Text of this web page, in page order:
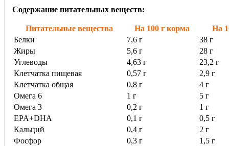
Содержание питательных веществ:
Питательные вещества На 100 г корма
На
Белки
7,6 г
38 г
Жиры
5,6 г
28 г
Углеводы
4,63 г
23,2 г
Клетчатка пищевая
0,57 г
2,9 г
Клетчатка общая
0,8 г
4 г
Омега 6
1 г
5 г
Омега 3
0,2 г
1 г
EPA+DHA
0,1 г
0,5 г
Кальций
0,4 г
2 г
Фосфор
0,3 г
1,5 г